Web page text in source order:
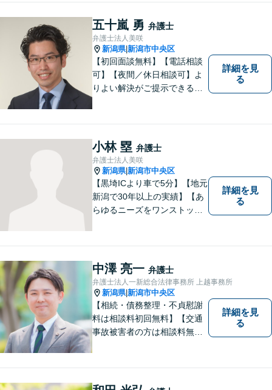
語も丁寧に解説いたします。
個人の方も法人の方も、お気
軽にご相談ください。
五十嵐 勇 弁護士
弁護士法人美咲
新潟県|新潟市中央区
【初回面談無料】【電話相談
可】【夜間／休日相談可】よ
りよい解決がご提示できるよ
お気軽にご相談ください。
詳細を見
る
小林 塁 弁護士
弁護士法人美咲
新潟県|新潟市中央区
【黒埼ICより車で5分】【地元
新潟で30年以上の実績】【あ
らゆるニーズをワンストップ
れを実現できるよう、最大限
の努力をいたします。
詳細を見
る
中澤 亮一 弁護士
弁護士法人一新総合法律事務所 上越事務所
新潟県|新潟市中央区
【相続・債務整理・不貞慰謝
料は相談料初回無料】【交通
事故被害者の方は相談料無料
ただける弁護士になりたいと
思っています。
詳細を見
る